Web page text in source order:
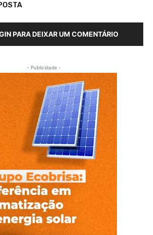
PARA DEIXAR UM COMENTÁRIO
- Publicidade -